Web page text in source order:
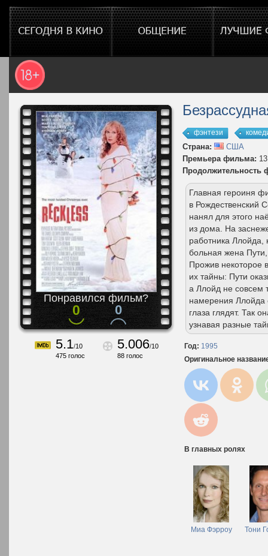
Понравился фильм?
0 0
5.1/10
475 голос
5.006/10
88 голос
фэнтези
Страна:
США
Премьера фильма:
Продолжительность
Главная героиня
в Рождественский
нанял для этого
из дома. На
работника Ллойда,
больная жена
Прожив некоторое
их тайны: Пути
а Ллойд не совсем
намерения Ллойда
глаза глядят. Так
узнавая разные
Год: 1995
Оригинальное
В главных ролях
Миа Фэрроу Тони